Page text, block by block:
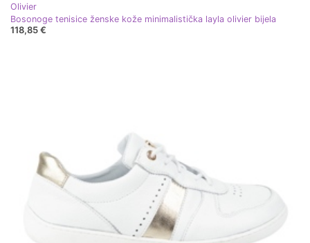
Olivier
Bosonoge tenisice ženske kože minimalistička layla olivier bijela
118,85 €